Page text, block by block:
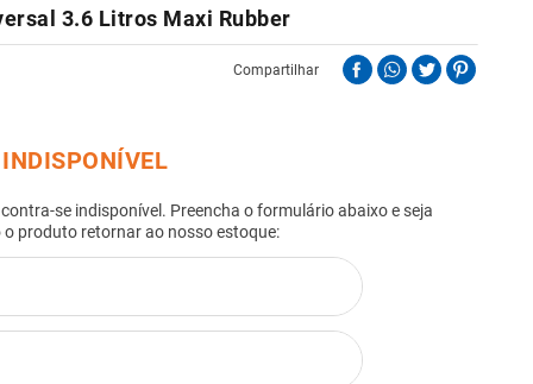
3.6 Litros Maxi Rubber
Compartilhar